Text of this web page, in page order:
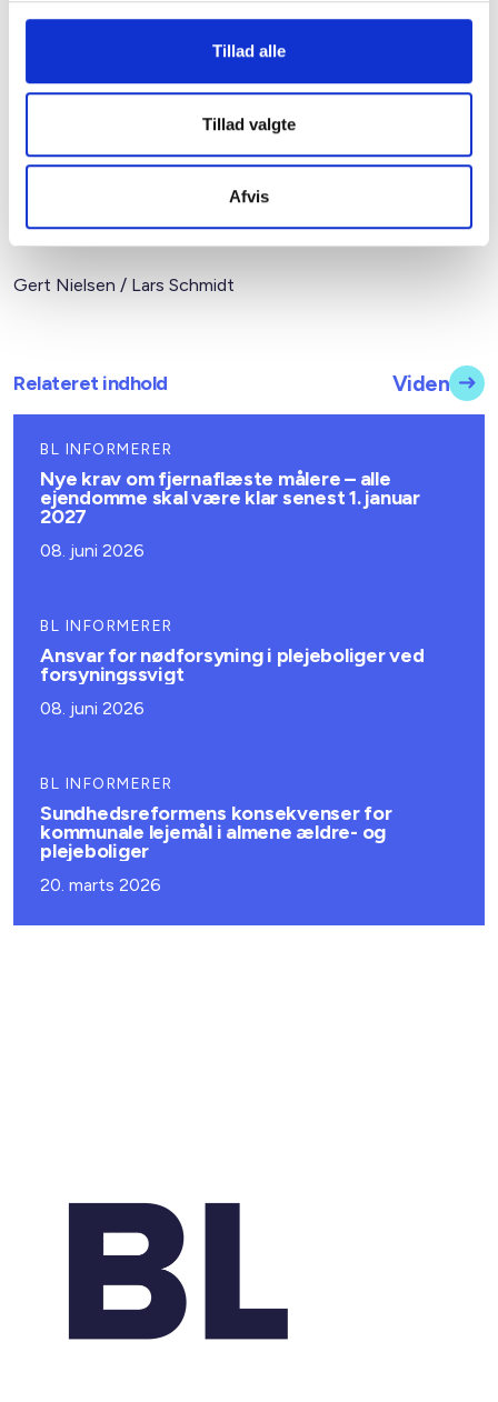
Tillad alle
Tillad valgte
Afvis
Næste lønstatistik vil fortsat tage udgangspunkti
relevant informationsmateriale og vejledning vedrørende
lønstatistikken for 2007.
Gert Nielsen / Lars Schmidt
Relateret indhold Viden
BL INFORMERER
Nye krav om fjernaflæste målere – alle
ejendomme skal være klar senest 1. januar
2027
08. juni 2026
BL INFORMERER
Ansvar for nødforsyning i plejeboliger ved
forsyningssvigt
08. juni 2026
BL INFORMERER
Sundhedsreformens konsekvenser for
kommunale lejemål i almene ældre- og
plejeboliger
20. marts 2026